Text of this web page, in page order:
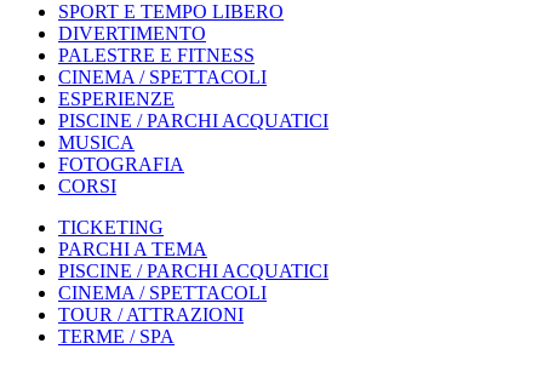
SPORT E TEMPO LIBERO
DIVERTIMENTO
PALESTRE E FITNESS
CINEMA / SPETTACOLI
ESPERIENZE
PISCINE / PARCHI ACQUATICI
MUSICA
FOTOGRAFIA
CORSI
TICKETING
PARCHI A TEMA
PISCINE / PARCHI ACQUATICI
CINEMA / SPETTACOLI
TOUR / ATTRAZIONI
TERME / SPA